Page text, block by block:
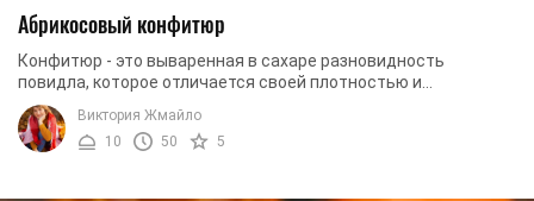
Абрикосовый конфитюр
Конфитюр - это вываренная в сахаре разновидность
повидла, которое отличается своей плотностью и
желеобразностью, та как добавляются желирующие ...
Виктория Жмайло
10
50 5